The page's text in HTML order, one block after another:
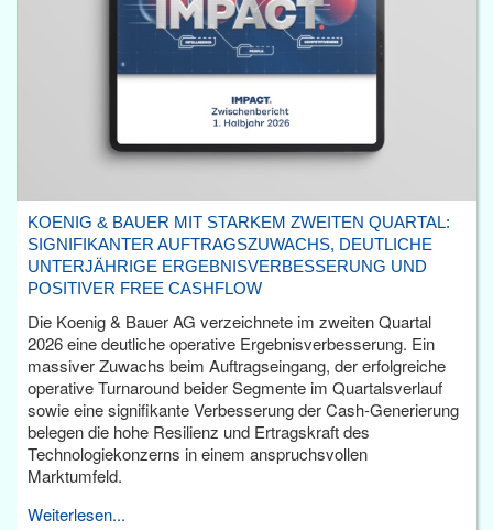
KOENIG & BAUER MIT STARKEM ZWEITEN QUARTAL:
SIGNIFIKANTER AUFTRAGSZUWACHS, DEUTLICHE
UNTERJÄHRIGE ERGEBNISVERBESSERUNG UND
POSITIVER FREE CASHFLOW
Die Koenig & Bauer AG verzeichnete im zweiten Quartal
2026 eine deutliche operative Ergebnisverbesserung. Ein
massiver Zuwachs beim Auftragseingang, der erfolgreiche
operative Turnaround beider Segmente im Quartalsverlauf
sowie eine signifikante Verbesserung der Cash-Generierung
belegen die hohe Resilienz und Ertragskraft des
Technologiekonzerns in einem anspruchsvollen
Marktumfeld.
Weiterlesen...